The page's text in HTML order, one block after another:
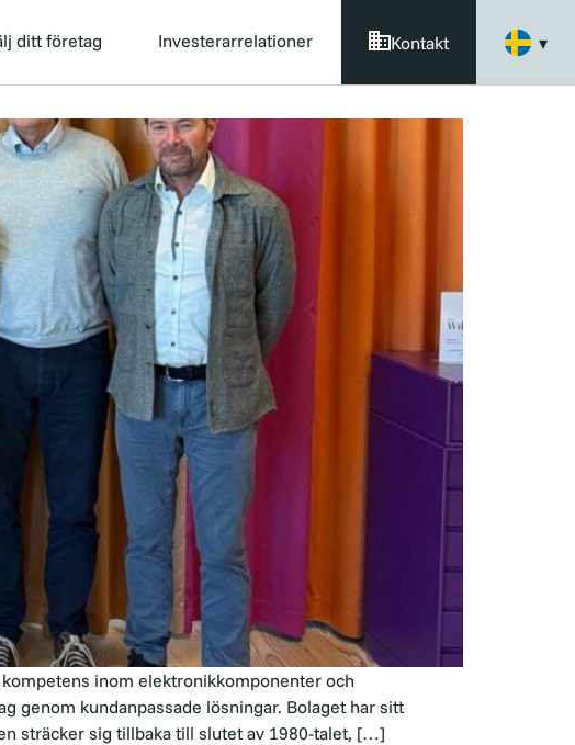
ditt företag Investerarrelationer Kontakt
inom elektronikkomponenter och
genom kundanpassade lösningar. Bolaget har sitt
sträcker sig tillbaka till slutet av 1980-talet, […]